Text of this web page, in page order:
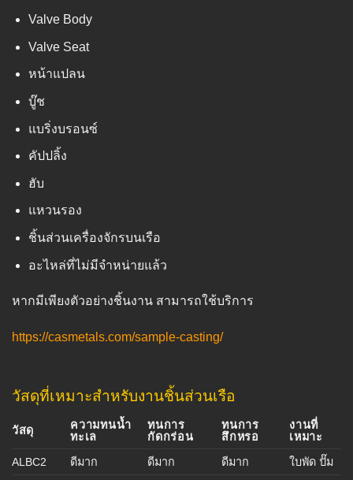
Valve Body
Valve Seat
หน้าแปลน
บู๊ช
แบริ่งบรอนซ์
คัปปลิ้ง
ฮับ
แหวนรอง
ชิ้นส่วนเครื่องจักรบนเรือ
อะไหล่ที่ไม่มีจำหน่ายแล้ว
หากมีเพียงตัวอย่างชิ้นงาน สามารถใช้บริการ
https://casmetals.com/sample-casting/
วัสดุที่เหมาะสำหรับงานชิ้นส่วนเรือ
วัสดุ
ความทนน้ำ
ทะเล
ทนการ
กัดกร่อน
ทนการ
สึกหรอ
งานที่
เหมาะ
ALBC2
ดีมาก ดีมาก ดีมาก ใบพัด ปั๊ม